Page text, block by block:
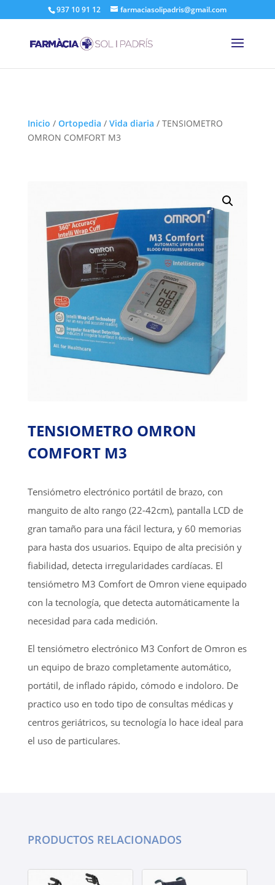
937 10 91 12 farmaciasolipadris@gmail.com
Inicio / Ortopedia / Vida diaria / TENSIOMETRO
OMRON COMFORT M3
TENSIOMETRO OMRON
COMFORT M3
Tensiómetro electrónico portátil de brazo, con
manguito de alto rango (22-42cm), pantalla LCD de
gran tamaño para una fácil lectura, y 60 memorias
para hasta dos usuarios. Equipo de alta precisión y
fiabilidad, detecta irregularidades cardíacas. El
tensiómetro M3 Comfort de Omron viene equipado
con la tecnología, que detecta automáticamente la
necesidad para cada medición.
El tensiómetro electrónico M3 Confort de Omron es
un equipo de brazo completamente automático,
portátil, de inflado rápido, cómodo e indoloro. De
practico uso en todo tipo de consultas médicas y
centros geriátricos, su tecnología lo hace ideal para
el uso de particulares.
PRODUCTOS RELACIONADOS